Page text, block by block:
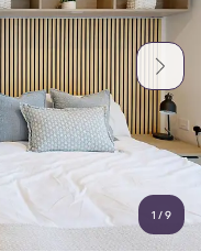
Lingua
Español
French
1 /9